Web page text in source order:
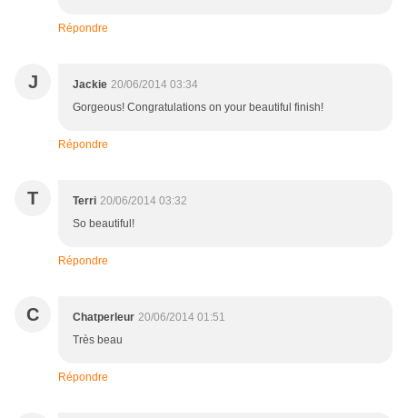
Répondre
J Jackie 20/06/2014 03:34
Gorgeous! Congratulations on your beautiful finish!
Répondre
T Terri 20/06/2014 03:32
So beautiful!
Répondre
C Chatperleur 20/06/2014 01:51
Très beau
Répondre